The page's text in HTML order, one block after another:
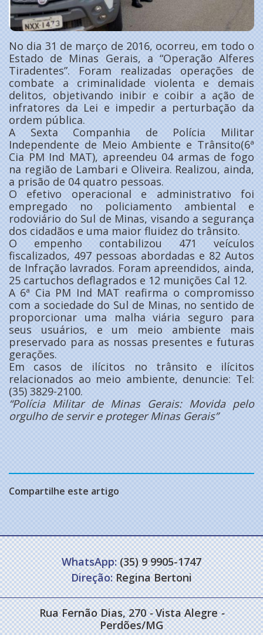
No dia 31 de março de 2016, ocorreu, em todo o
Estado de Minas Gerais, a “Operação Alferes
Tiradentes”. Foram realizadas operações de
combate a criminalidade violenta e demais
delitos, objetivando inibir e coibir a ação de
infratores da Lei e impedir a perturbação da
ordem pública.
A Sexta Companhia de Polícia Militar
Independente de Meio Ambiente e Trânsito(6ª
Cia PM Ind MAT), apreendeu 04 armas de fogo
na região de Lambari e Oliveira. Realizou, ainda,
a prisão de 04 quatro pessoas.
O efetivo operacional e administrativo foi
empregado no policiamento ambiental e
rodoviário do Sul de Minas, visando a segurança
dos cidadãos e uma maior fluidez do trânsito.
O empenho contabilizou 471 veículos
fiscalizados, 497 pessoas abordadas e 82 Autos
de Infração lavrados. Foram apreendidos, ainda,
25 cartuchos deflagrados e 12 munições Cal 12.
A 6ª Cia PM Ind MAT reafirma o compromisso
com a sociedade do Sul de Minas, no sentido de
proporcionar uma malha viária seguro para
seus usuários, e um meio ambiente mais
preservado para as nossas presentes e futuras
gerações.
Em casos de ilícitos no trânsito e ilícitos
relacionados ao meio ambiente, denuncie: Tel:
(35) 3829-2100.
“Polícia Militar de Minas Gerais: Movida pelo
orgulho de servir e proteger Minas Gerais”
Compartilhe este artigo
WhatsApp:(35) 9 9905-1747
Direção:Regina Bertoni
Rua Fernão Dias, 270- Vista Alegre-
Perdões/MG